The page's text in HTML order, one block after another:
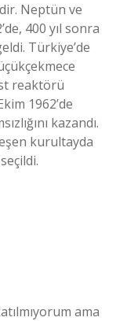
Neptün ve
400 yıl sonra
Türkiye’de
reaktörü
1962’de
kazandı.
kurultayda
ama